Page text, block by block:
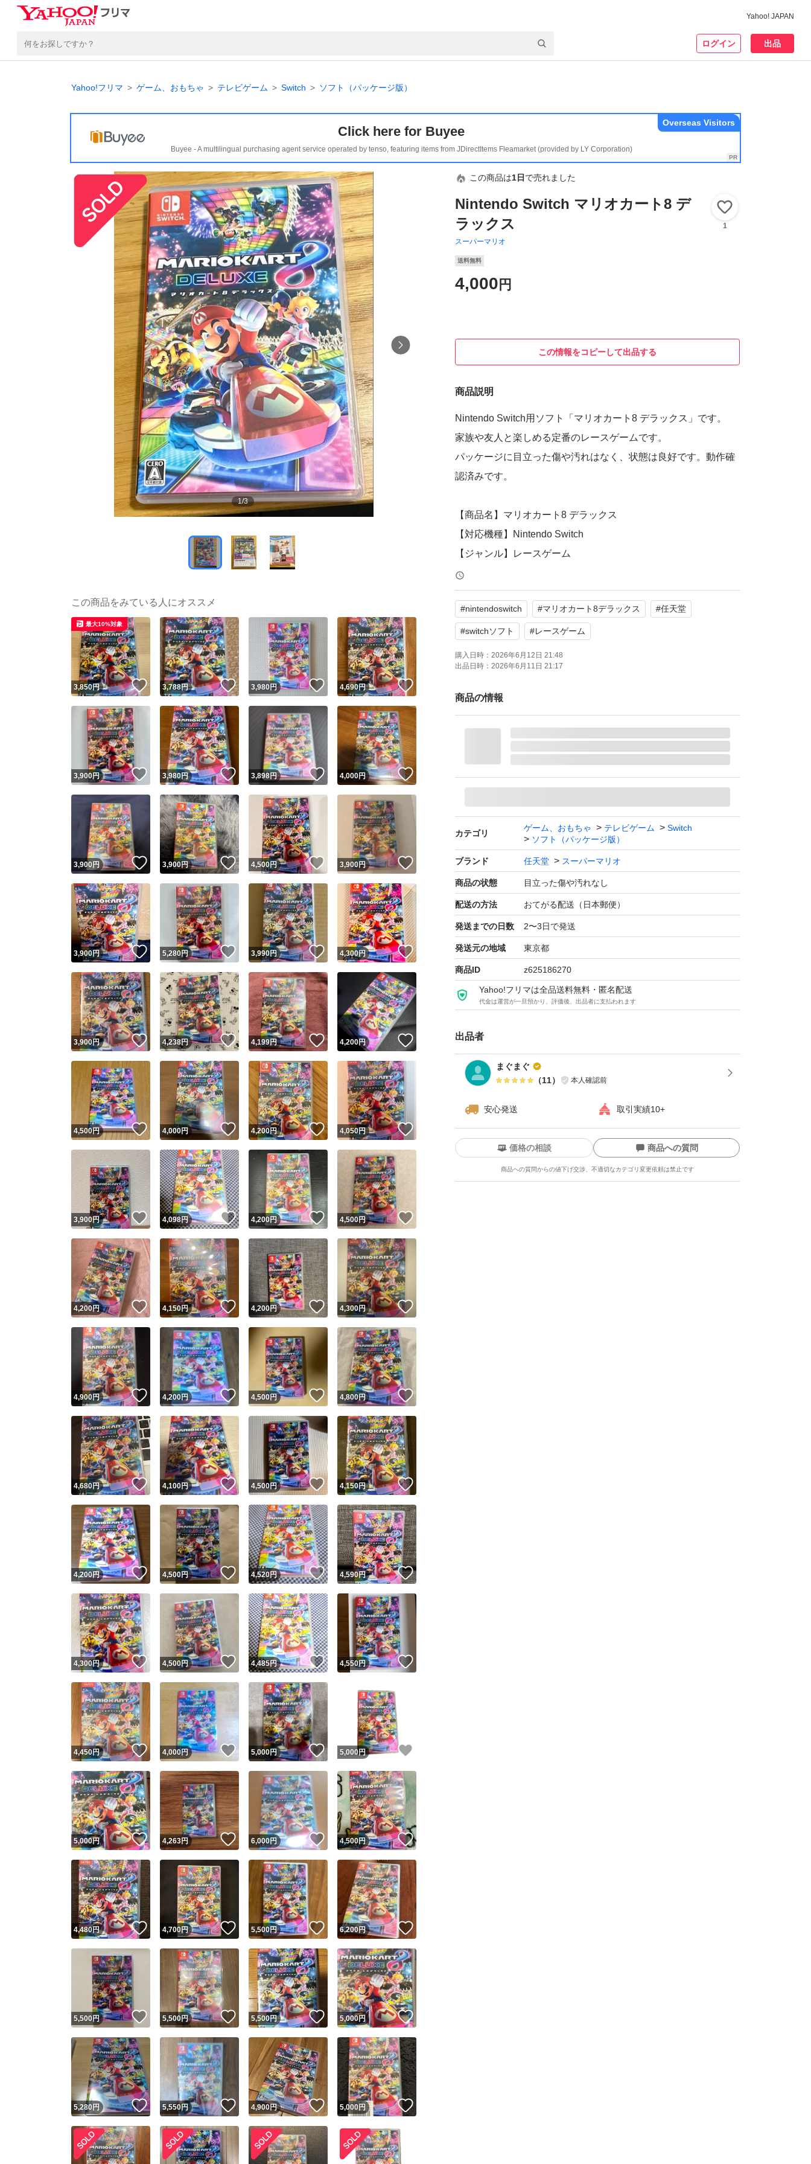
Yahoo! JAPAN
ログイン 出品
Yahoo!フリマ ゲーム、おもちゃ テレビゲーム Switch ソフト（パッケージ版）
Click here for Buyee
Buyee - A multilingual purchasing agent service operated by tenso, featuring items from JDirectItems Fleamarket (provided by LY Corporation)
Overseas Visitors
1/3
この商品は1日 で売れました
Nintendo Switch マリオカート8 デ
ラックス
スーパーマリオ
1
送料無料
4,000 円
この情報をコピーして出品する
商品説明
Nintendo Switch用ソフト「マリオカート8 デラックス」です。
家族や友人と楽しめる定番のレースゲームです。
パッケージに目立った傷や汚れはなく、状態は良好です。動作確
認済みです。
【商品名】マリオカート8 デラックス
【対応機種】Nintendo Switch
【ジャンル】レースゲーム
【状態】中古品（目立った傷や汚れなし）
よろしくお願いいたします。
#nintendoswitch #マリオカート8デラックス #任天堂
#switchソフト #レースゲーム
購入日時： 2026年6月12日 21:48
出品日時： 2026年6月11日 21:17
商品の情報
カテゴリ
ゲーム、おもちゃ テレビゲーム
Switch
ソフト（パッケージ版）
ブランド 任天堂 スーパーマリオ
商品の状態 目立った傷や汚れなし
配送の方法 おてがる配送（日本郵便）
発送までの日数 2〜3日で発送
発送元の地域 東京都
商品ID z625186270
Yahoo!フリマは全品送料無料・匿名配送
代金は運営が一旦預かり、評価後、出品者に支払われます
出品者
まぐまぐ
（11） 本人確認前
安心発送 取引実績10+
ユーザーの実績について
Yahoo!フリマが定めた一定の基準を満たしたユーザーにバッジを付与しています
安心取引出品者
安心取引出品者 Yahoo!フリマの基準をクリアした安心・安全なユーザーです
取引実績
取引実績◯+ このユーザーはYahoo!フリマの取引を完了させた実績があります
他フリマ実績◯+ このユーザーは他フリマサービスでの取引実績があります
スピード&安心発送
※このバッジは実績に基づく表示であり、発送を保証しているものではありません
スピード＆安心発送
このユーザーは高頻度で24時間以内＆設定した発送日数内に発送してい
ます
スピード発送 このユーザーは高頻度で24時間以内に発送しています
安心発送 このユーザーは設定した発送日数内に発送しています
価格の相談 商品への質問
商品への質問からの値下げ交渉、不適切なカテゴリ変更依頼は禁止です
この商品の情報をコピーします
商品画像の無断転載は禁止されています
コピーは1商品につき1回です
出品ページへ
キャンセル
この商品をみている人にオススメ
3,850円 いいね！
最大10%対象
3,788円 いいね！
3,980円 いいね！
4,690円
3,900円 いいね！
3,980円 いいね！
3,898円 いいね！
4,000円
3,900円 いいね！
3,900円 いいね！
4,500円 いいね！
3,900円
3,900円 いいね！
5,280円 いいね！
3,990円 いいね！
4,300円 いいね！
3,900円 いいね！
4,238円 いいね！
4,199円 いいね！
4,200円
4,500円 いいね！
4,000円 いいね！
4,200円 いいね！
4,050円
3,900円 いいね！
4,098円 いいね！
4,200円 いいね！
4,500円
4,200円 いいね！
4,150円 いいね！
4,200円 いいね！
4,300円
4,900円 いいね！
4,200円 いいね！
4,500円 いいね！
4,800円 いいね！
4,680円 いいね！
4,100円 いいね！
4,500円 いいね！
4,150円
4,200円 いいね！
4,500円 いいね！
4,520円 いいね！
4,590円 いいね！
4,300円 いいね！
4,500円 いいね！
4,485円 いいね！
4,550円
4,450円 いいね！
4,000円 いいね！
5,000円 いいね！
5,000円
5,000円 いいね！
4,263円 いいね！
6,000円 いいね！
4,500円 いいね！
4,480円 いいね！
4,700円 いいね！
5,500円 いいね！
6,200円
5,500円 いいね！
5,500円 いいね！
5,500円 いいね！
5,000円
5,280 円 いいね！
5,550円 いいね！
4,900円 いいね！
5,000円 いいね！